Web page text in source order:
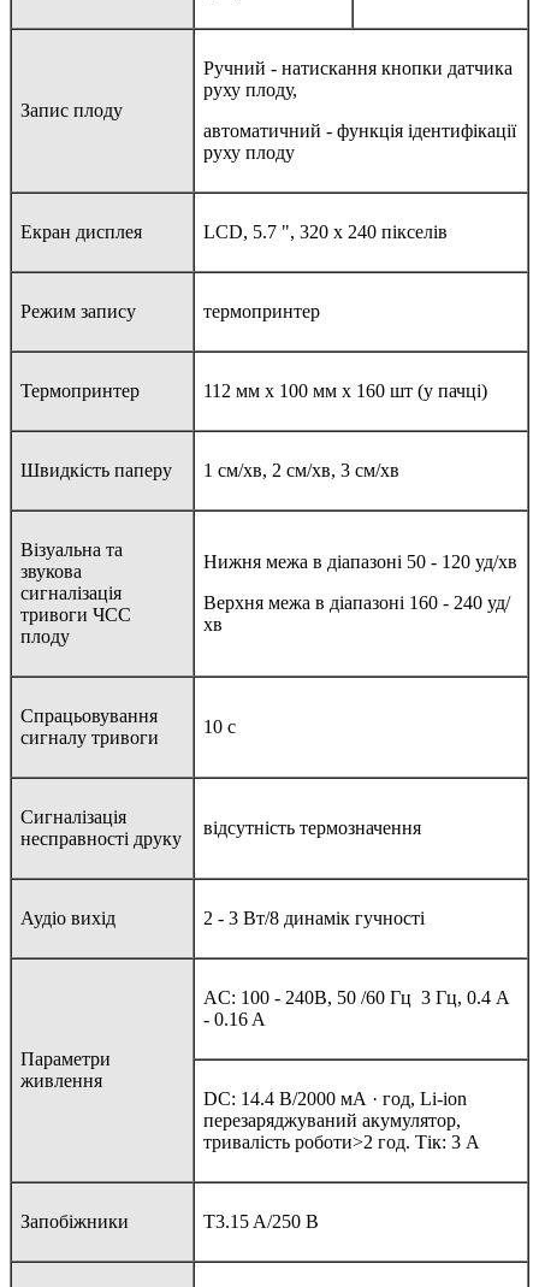
Запис плоду
Ручний - натискання кнопки датчика
руху плоду,
автоматичний - функція ідентифікації
руху плоду
Екран дисплея LCD, 5.7 ", 320 х 240 пікселів
Режим запису термопринтер
Термопринтер 112 мм х 100 мм х 160 шт (у пачці)
Швидкість паперу 1 см/хв, 2 см/хв, 3 см/хв
Візуальна та
звукова
сигналізація
тривоги ЧСС
плоду
Нижня межа в діапазоні 50 - 120 уд/хв
Верхня межа в діапазоні 160 - 240 уд/
хв
Спрацьовування
сигналу тривоги
10 с
Сигналізація
несправності друку
відсутність термозначення
Аудіо вихід 2 - 3 Вт/8 динамік гучності
Параметри
живлення
AC: 100 - 240В, 50 /60 Гц ­ 3 Гц, 0.4 A
- 0.16 A
DC: 14.4 В/2000 мА · год, Li-ion
перезаряджуваний акумулятор,
тривалість роботи>2 год. Тік: 3 A
Запобіжники T3.15 A/250 В